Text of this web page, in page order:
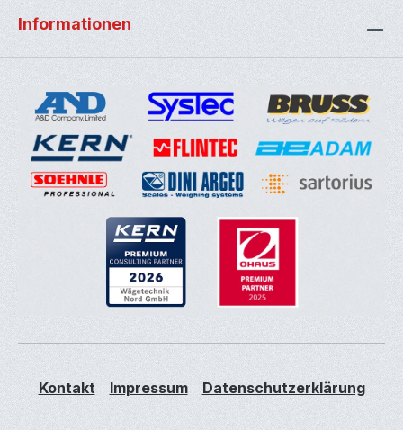
Informationen
Kontakt Impressum Datenschutzerklärung